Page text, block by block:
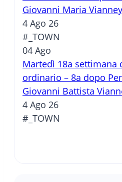
Giovanni Maria
4 Ago 26
#_TOWN
04 Ago
Martedì 18a settimana
ordinario – 8a dopo
Giovanni Battista
4 Ago 26
#_TOWN